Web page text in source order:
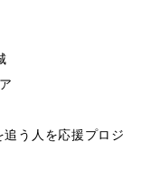
う人を応援プロジ